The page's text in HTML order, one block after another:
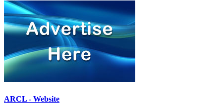
ARCL - Website